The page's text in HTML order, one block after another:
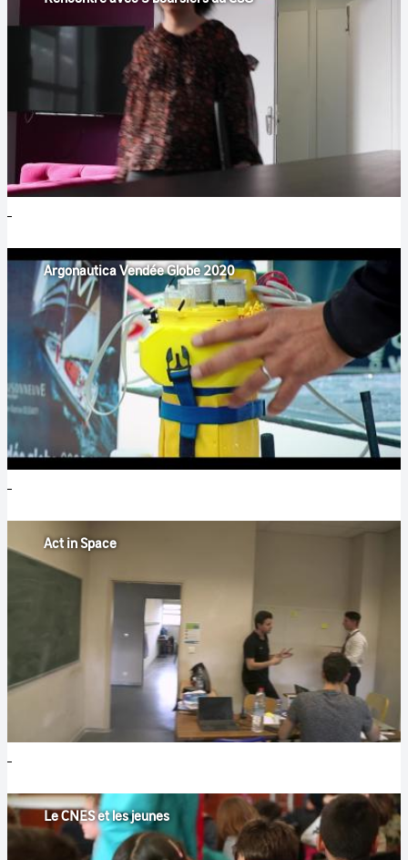
Argonautica Vendée Globe 2020
Act in Space
Le CNES et les jeunes